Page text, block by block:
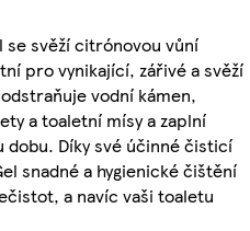
svěží citrónovou vůní
pro vynikající, zářivé a svěží
vodní kámen,
a toaletní mísy a zaplní
dobu. Díky své účinné čisticí
snadné a hygienické čištění
a navíc vaši toaletu